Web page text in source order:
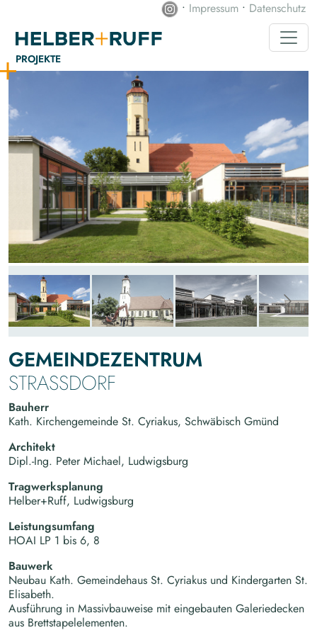
• Impressum • Datenschutz
PROJEKTE
GEMEINDEZENTRUM
STRASSDORF
Bauherr
Kath. Kirchengemeinde St. Cyriakus, Schwäbisch Gmünd
Architekt
Dipl.-Ing. Peter Michael, Ludwigsburg
Tragwerksplanung
Helber+Ruff, Ludwigsburg
Leistungsumfang
HOAI LP 1 bis 6, 8
Bauwerk
Neubau Kath. Gemeindehaus St. Cyriakus und Kindergarten St.
Elisabeth.
Ausführung in Massivbauweise mit eingebauten Galeriedecken
aus Brettstapelelementen.